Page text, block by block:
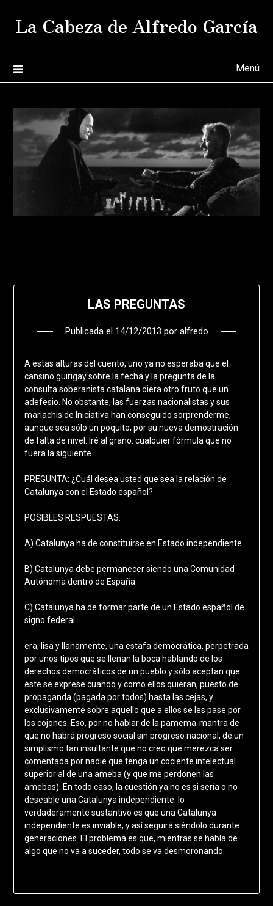
La Cabeza de Alfredo García
Menú
LAS PREGUNTAS
Publicada el 14/12/2013 por alfredo
A estas alturas del cuento, uno ya no esperaba que el
cansino guirigay sobre la fecha y la pregunta de la
consulta soberanista catalana diera otro fruto que un
adefesio. No obstante, las fuerzas nacionalistas y sus
mariachis de Iniciativa han conseguido sorprenderme,
aunque sea sólo un poquito, por su nueva demostración
de falta de nivel. Iré al grano: cualquier fórmula que no
fuera la siguiente…
PREGUNTA: ¿Cuál desea usted que sea la relación de
Catalunya con el Estado español?
POSIBLES RESPUESTAS:
A) Catalunya ha de constituirse en Estado independiente.
B) Catalunya debe permanecer siendo una Comunidad
Autónoma dentro de España.
C) Catalunya ha de formar parte de un Estado español de
signo federal…
era, lisa y llanamente, una estafa democrática, perpetrada
por unos tipos que se llenan la boca hablando de los
derechos democráticos de un pueblo y sólo aceptan que
éste se exprese cuando y como ellos quieran, puesto de
propaganda (pagada por todos) hasta las cejas, y
exclusivamente sobre aquello que a ellos se les pase por
los cojones. Eso, por no hablar de la pamema-mantra de
que no habrá progreso social sin progreso nacional, de un
simplismo tan insultante que no creo que merezca ser
comentada por nadie que tenga un cociente intelectual
superior al de una ameba (y que me perdonen las
amebas). En todo caso, la cuestión ya no es si sería o no
deseable una Catalunya independiente: lo
verdaderamente sustantivo es que una Catalunya
independiente es inviable, y así seguirá siéndolo durante
generaciones. El problema es que, mientras se habla de
algo que no va a suceder, todo se va desmoronando.